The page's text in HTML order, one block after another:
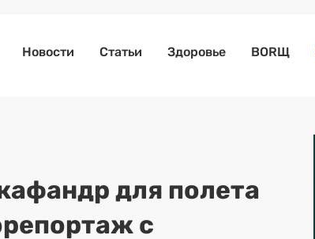
Новости Статьи Здоровье BORЩ
для полета
с